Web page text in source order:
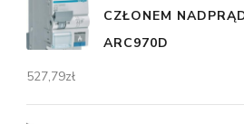
CZŁONEM
ARC970D
527,79zł